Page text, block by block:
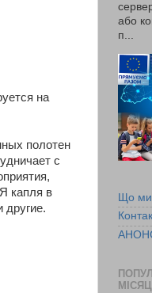
на
полотен
с
капля в
або
п...
Що ми